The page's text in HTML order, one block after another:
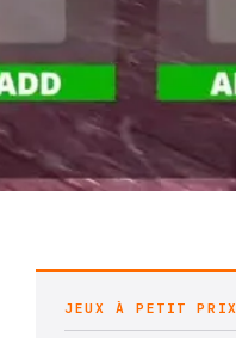
JEUX À PETIT PRIX